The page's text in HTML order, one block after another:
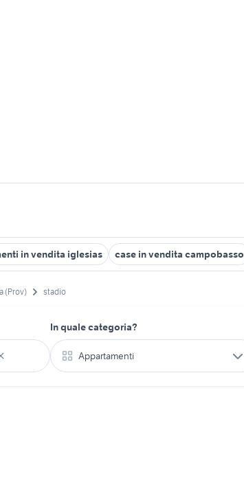
in vendita iglesias case in vendita campobasso
(Prov) stadio
In quale categoria?
Appartamenti